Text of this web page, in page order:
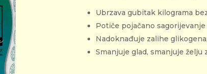
Ubrzava gubitak kilograma
Potiče pojačano
Nadoknađuje zalihe
Smanjuje glad, smanjuje